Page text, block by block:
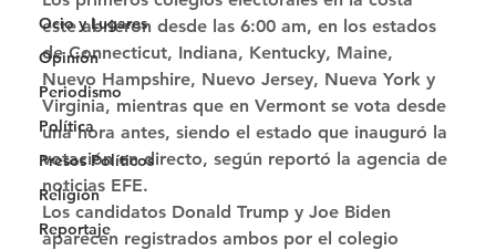
Ocio y Lugares
Opinión
Periodismo
Política
Presos Políticos
Religión
Reportaje
este abrieron desde las 6:00 am, en los estados
de Connecticut, Indiana, Kentucky, Maine,
Nuevo Hampshire, Nuevo Jersey, Nueva York y
Virginia, mientras que en Vermont se vota desde
una hora antes, siendo el estado que inauguró la
votación en directo, según reportó la agencia de
noticias EFE.
Los candidatos Donald Trump y Joe Biden
aparecen registrados ambos por el colegio